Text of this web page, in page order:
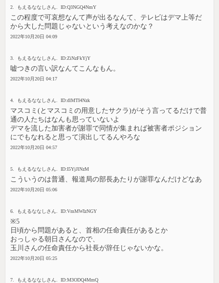
2. もえるななしさん. ID:Q3NGQ4NmY
この程度で可哀想なんて声が出るなんて、テレビはデマ上等だ
から大した問題じゃないという考えなのかな？
2022年10月20日 04:09
3. もえるななしさん. ID:ZiNzFkYjY
嘘つきの言い訳なんてこんなもん。
2022年10月20日 04:17
4. もえるななしさん. ID:dlMTI4Nzk
マスコミ(とマスコミの用意したサクラ)がそう言ってるだけで普
通の人たちはなんも思っていないよ
デマを流した加害者が謝罪で同情が集まれば被害者ポジション
にでもなれると思って演出してるんやろな
2022年10月20日 04:57
5. もえるななしさん. ID:I5YjJlNzM
こういうのは普通、報道局の部長あたりが謝罪なんだけどなあ
2022年10月20日 05:06
6. もえるななしさん. ID:VmMWIzNGY
※5
日頃から問題があると、首相の任命責任があるとか
おっしゃる朝日さんなので、
玉川さんの任命責任から社長が辞任じゃないかな。
2022年10月20日 05:25
7. もえるななしさん. ID:M3ODQ4MmQ